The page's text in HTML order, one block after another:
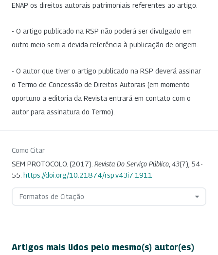
ENAP os direitos autorais patrimoniais referentes ao artigo.
- O artigo publicado na RSP não poderá ser divulgado em
outro meio sem a devida referência à publicação de origem.
- O autor que tiver o artigo publicado na RSP deverá assinar
o Termo de Concessão de Direitos Autorais (em momento
oportuno a editoria da Revista entrará em contato com o
autor para assinatura do Termo).
Como Citar
SEM PROTOCOLO. (2017). Revista Do Serviço Público 43(7), 54-
55. https://doi.org/10.21874/rsp.v43i7.1911
Formatos de Citação
Artigos mais lidos pelo mesmo(s) autor(es)